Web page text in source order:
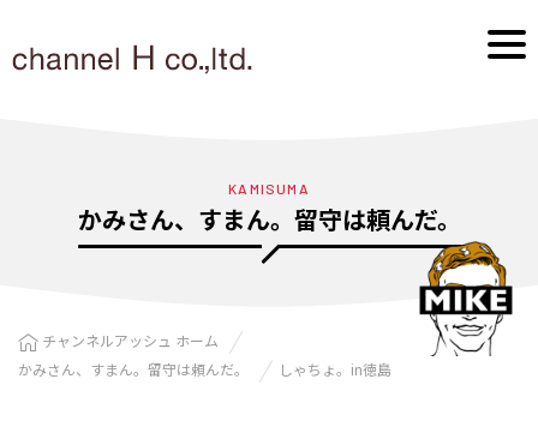
KAMISUMA
かみさん、すまん。留守は頼んだ。
チャンネルアッシュ ホーム
かみさん、すまん。留守は頼んだ。
しゃちょ。in徳島